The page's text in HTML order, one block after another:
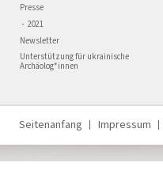
Presse
2021
Newsletter
Unterstützung für ukrainische
Archäolog*innen
Seitenanfang Impressum